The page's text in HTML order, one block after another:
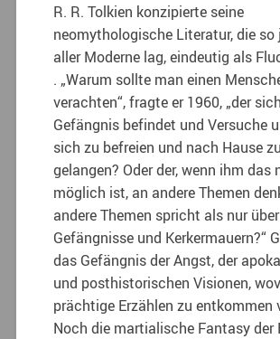
R. R. Tolkien konzipierte seine
neomythologische Literatur, die so
aller Moderne lag, eindeutig als
. „Warum sollte man einen
verachten“, fragte er 1960, „der
Gefängnis befindet und Versuche
sich zu befreien und nach Hause zu
gelangen? Oder der, wenn ihm das
möglich ist, an andere Themen
andere Themen spricht als nur über
Gefängnisse und Kerkermauern?“
das Gefängnis der Angst, der
und posthistorischen Visionen,
prächtige Erzählen zu entkommen
Noch die martialische Fantasy der